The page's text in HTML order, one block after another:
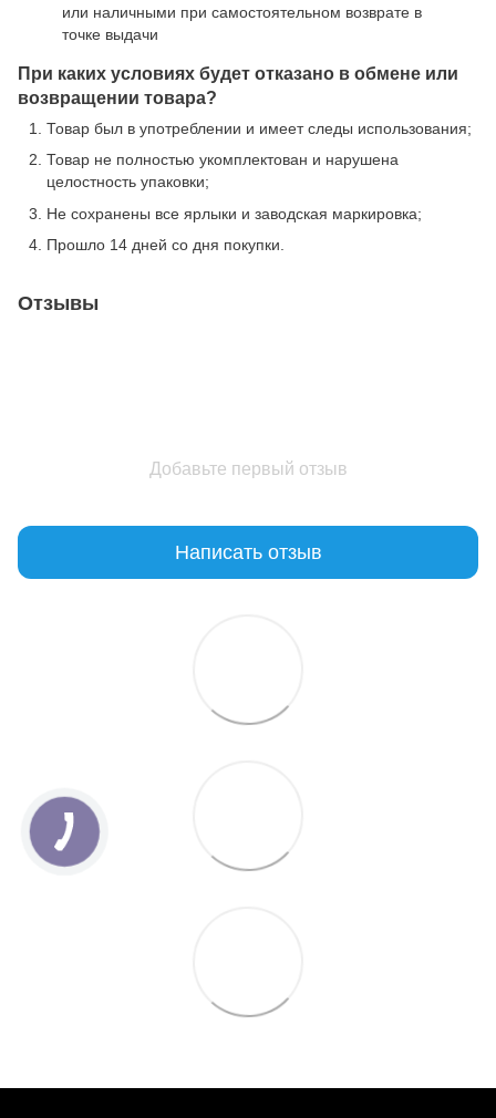
или наличными при самостоятельном возврате в
точке выдачи
При каких условиях будет отказано в обмене или
возвращении товара?
Товар был в употреблении и имеет следы использования;
Товар не полностью укомплектован и нарушена
целостность упаковки;
Не сохранены все ярлыки и заводская маркировка;
Прошло 14 дней со дня покупки.
Отзывы
Добавьте первый отзыв
Написать отзыв